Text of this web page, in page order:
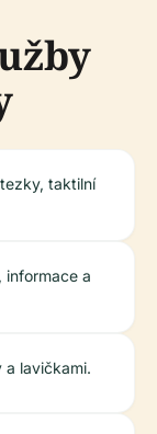
taktilní
informace a
a lavičkami.